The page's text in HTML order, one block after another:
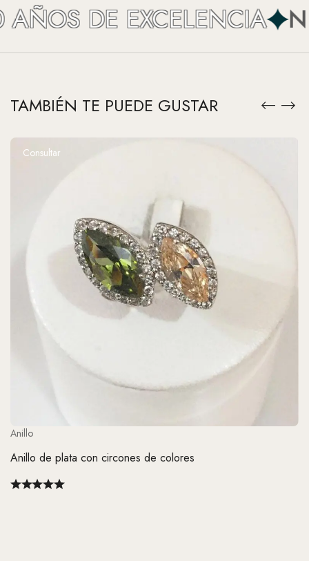
DE EXCELENCIA
TAMBIÉN TE PUEDE GUSTAR
Consultar
Anillo
Anillo de plata con circones de colores